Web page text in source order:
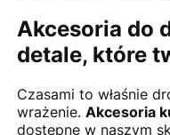
Akcesoria do
detale, które
Czasami to właśnie
wrażenie. Akcesoria
dostępne w naszym